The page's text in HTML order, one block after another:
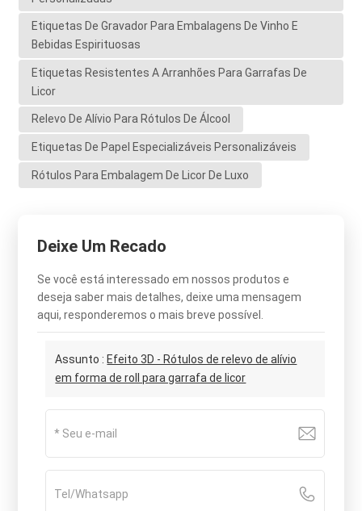
Etiquetas De Gravador Para Embalagens De Vinho E
Bebidas Espirituosas
Etiquetas Resistentes A Arranhões Para Garrafas De
Licor
Relevo De Alívio Para Rótulos De Álcool
Etiquetas De Papel Especializáveis Personalizáveis
Rótulos Para Embalagem De Licor De Luxo
Deixe Um Recado
Se você está interessado em nossos produtos e
deseja saber mais detalhes, deixe uma mensagem
aqui, responderemos o mais breve possível.
Assunto : Efeito 3D - Rótulos de relevo de alívio
em forma de roll para garrafa de licor